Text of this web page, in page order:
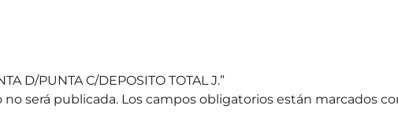
D/PUNTA C/DEPOSITO TOTAL J.”
será publicada. Los campos obligatorios están marcados